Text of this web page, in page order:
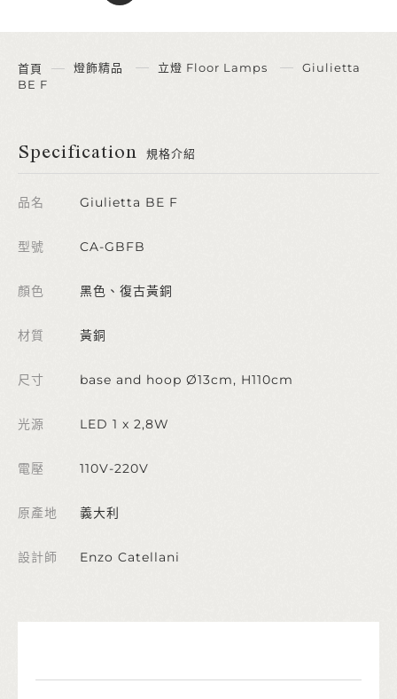
首頁 燈飾精品 立燈 Floor Lamps
Giulietta
BE F
Specification 規格介紹
品名 Giulietta BE F
型號 CA-GBFB
顏色 黑色、復古黃銅
材質 黃銅
尺寸 base and hoop Ø13cm, H110cm
光源 LED 1 x 2,8W
電壓 110V-220V
原產地 義大利
設計師 Enzo Catellani